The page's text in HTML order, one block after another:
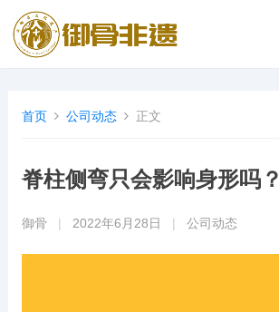
首页 公司动态 正文
脊柱侧弯只会影响身形吗？
御骨 2022年6月28日 公司动态